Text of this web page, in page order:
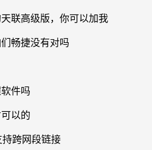
联高级版，你可以加我
畅捷没有对吗
件吗
以的
跨网段链接